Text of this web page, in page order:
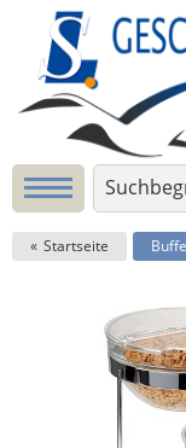
Startseite